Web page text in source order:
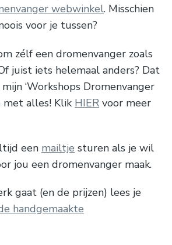
webwinkel. Misschien
voor je tussen?
zélf een dromenvanger zoals
juist iets helemaal anders? Dat
‘Workshops Dromenvanger
met alles! Klik HIER voor meer
een mailtje sturen als je wil
jou een dromenvanger maak.
gaat (en de prijzen) lees je
handgemaakte